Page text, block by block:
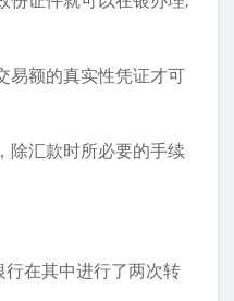
易额的真实性凭证才可
除汇款时所必要的手续
行在其中进行了两次转